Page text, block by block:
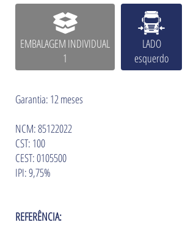
EMBALAGEM INDIVIDUAL
1
LADO
esquerdo
Garantia: 12 meses
NCM: 85122022
CST: 100
CEST: 0105500
IPI: 9,75%
REFERÊNCIA: